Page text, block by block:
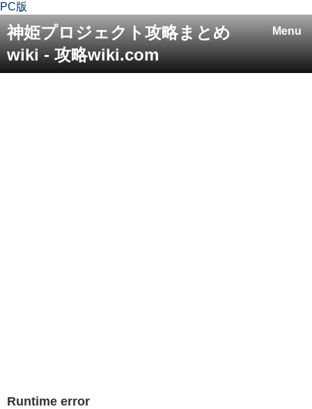
PC版
Menu
神姫プロジェクト攻略まとめ
wiki - 攻略wiki.com
Runtime error